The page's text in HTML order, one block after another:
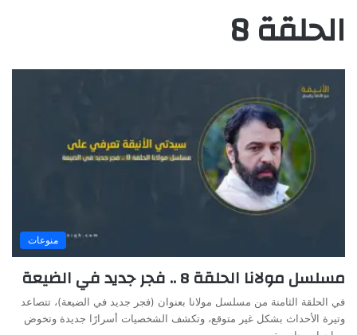
الحلقة 8
منوعات
مسلسل مولانا الحلقة 8 .. فجر جديد في الضيعة
في الحلقة الثامنة من مسلسل مولانا بعنوان (فجر جديد في الضيعة)، تتصاعد
وتيرة الأحداث بشكل غير متوقع، وتكشف الشخصيات أسرارًا جديدة وتخوض